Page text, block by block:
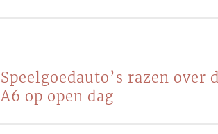
Speelgoedauto’s razen over
A6 op open dag